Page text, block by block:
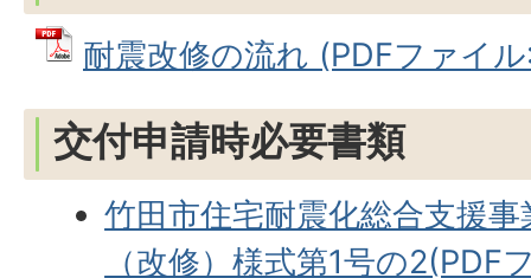
耐震改修の流れ (PDFファイ
交付申請時必要書類
竹田市住宅耐震化総合支援
（改修）様式第1号の2(PDF